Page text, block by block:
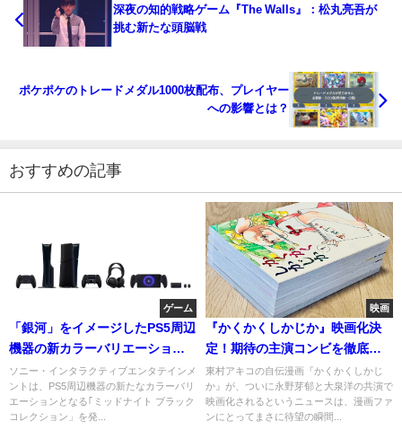
深夜の知的戦略ゲーム『The Walls』：松丸亮吾が
挑む新たな頭脳戦
ポケポケのトレードメダル1000枚配布、プレイヤー
への影響とは？
おすすめの記事
ゲーム
「銀河」をイメージしたPS5周辺
機器の新カラーバリエーション
最新情報
ソニー・インタラクティブエンタテインメ
ントは、PS5周辺機器の新たなカラーバリ
エーションとなる｢ミッドナイト ブラック
コレクション」を発...
映画
『かくかくしかじか』映画化決
定！期待の主演コンビを徹底分
析
東村アキコの自伝漫画『かくかくしかじ
か』が、ついに永野芽郁と大泉洋の共演で
映画化されるというニュースは、漫画ファ
ンにとってまさに待望の瞬間...